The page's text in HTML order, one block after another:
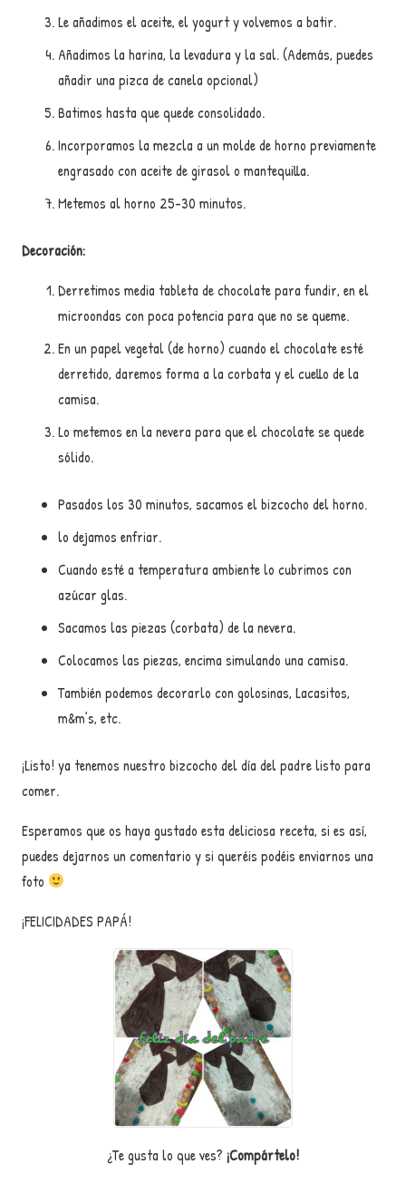
Le añadimos el aceite, el yogurt y volvemos a batir.
Añadimos la harina, la levadura y la sal. (Además, puedes
añadir una pizca de canela opcional)
Batimos hasta que quede consolidado.
Incorporamos la mezcla a un molde de horno previamente
engrasado con aceite de girasol o mantequilla.
Metemos al horno 25-30 minutos.
Decoración:
Derretimos media tableta de chocolate para fundir, en el
microondas con poca potencia para que no se queme.
En un papel vegetal (de horno) cuando el chocolate esté
derretido, daremos forma a la corbata y el cuello de la
camisa.
Lo metemos en la nevera para que el chocolate se quede
sólido.
Pasados los 30 minutos, sacamos el bizcocho del horno.
lo dejamos enfriar.
Cuando esté a temperatura ambiente lo cubrimos con
azúcar glas.
Sacamos las piezas (corbata) de la nevera.
Colocamos las piezas, encima simulando una camisa.
También podemos decorarlo con golosinas, Lacasitos,
m&m’s, etc.
¡Listo! ya tenemos nuestro bizcocho del día del padre listo para
comer.
Esperamos que os haya gustado esta deliciosa receta, si es así,
puedes dejarnos un comentario y si queréis podéis enviarnos una
foto
¡FELICIDADES PAPÁ!
¿Te gusta lo que ves? ¡Compártelo!